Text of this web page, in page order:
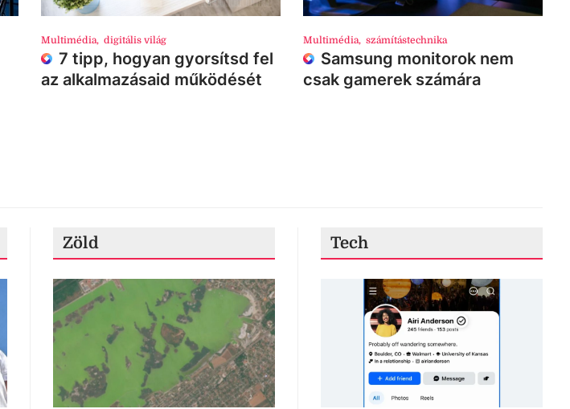
Multimédia, digitális világ
7 tipp, hogyan gyorsítsd fel
az alkalmazásaid működését
Multimédia, számítástechnika
Samsung monitorok nem
csak gamerek számára
Zöld Tech